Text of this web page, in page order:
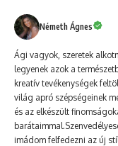
Németh Ágnes
Ági vagyok, szeretek
legyenek azok a
kreatív tevékenységek
világ apró szépségeinek
és az elkészült
imádom felfedezni az új